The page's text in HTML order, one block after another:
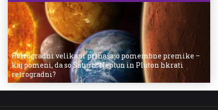
Retrogradni velikani prinašajo pomembne premike –
kaj pomeni, da so Saturn, Neptun in Pluton hkrati
retrogradni?